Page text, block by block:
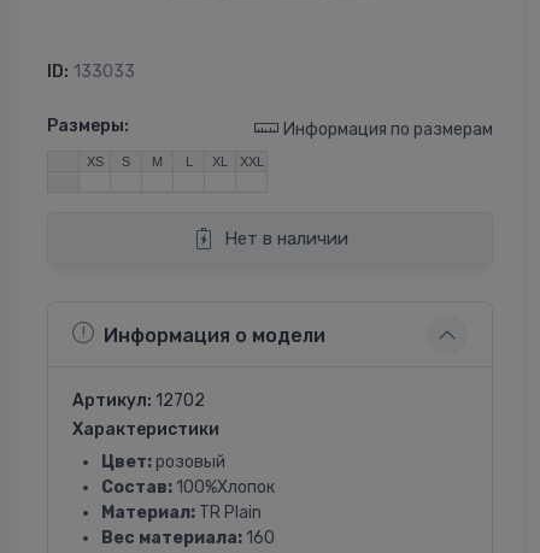
ID: 133033
Размеры: Информация по размерам
XS S M L XL XXL
Нет в наличии
Информация о модели
Артикул: 12702
Характеристики
Цвет: розовый
Состав: 100%Хлопок
Материал: TR Plain
Вес материала: 160